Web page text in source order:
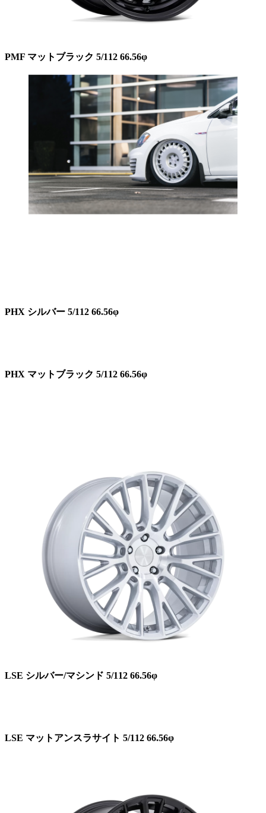
PMF マットブラック 5/112 66.56φ
PHX シルバー 5/112 66.56φ
PHX マットブラック 5/112 66.56φ
LSE シルバー/マシンド 5/112 66.56φ
LSE マットアンスラサイト 5/112 66.56φ